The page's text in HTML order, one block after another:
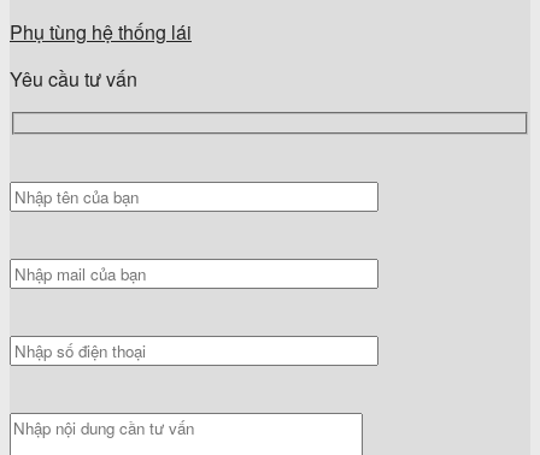
Phụ tùng hệ thống lái
Yêu cầu tư vấn